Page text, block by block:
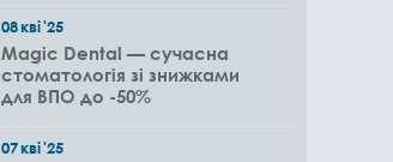
08кві'25
Magic Dental — сучасна
стоматологія зі знижками
для ВПО до -50%
07кві'25